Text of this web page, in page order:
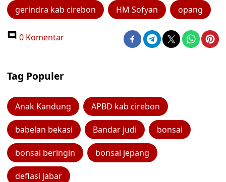
gerindra kab cirebon HM Sofyan opang
0 Komentar
Tag Populer
Anak Kandung APBD kab cirebon
babelan bekasi Bandar judi bonsai
bonsai beringin bonsai jepang
deflasi jabar